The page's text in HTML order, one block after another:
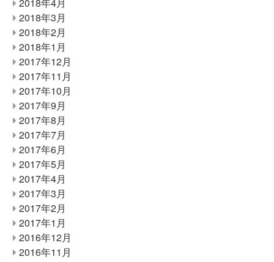
2018年3月
2018年2月
2018年1月
2017年12月
2017年11月
2017年10月
2017年9月
2017年8月
2017年7月
2017年6月
2017年5月
2017年4月
2017年3月
2017年2月
2017年1月
2016年12月
2016年11月